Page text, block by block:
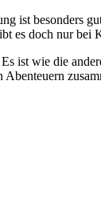
ist besonders
es doch nur bei
ist wie die